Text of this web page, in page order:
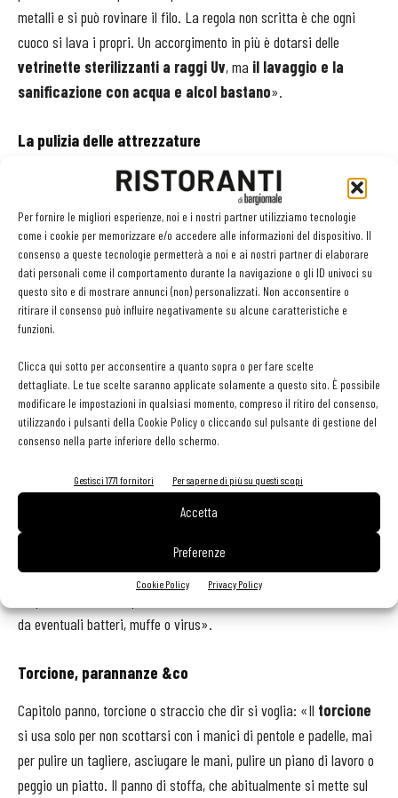
Per fornire le migliori esperienze, noi e i nostri partner utilizziamo tecnologie
come i cookie per memorizzare e/o accedere alle informazioni del dispositivo. Il
consenso a queste tecnologie permetterà a noi e ai nostri partner di elaborare
dati personali come il comportamento durante la navigazione o gli ID univoci su
questo sito e di mostrare annunci (non) personalizzati. Non acconsentire o
ritirare il consenso può influire negativamente su alcune caratteristiche e
funzioni.
Clicca qui sotto per acconsentire a quanto sopra o per fare scelte
dettagliate. Le tue scelte saranno applicate solamente a questo sito. È possibile
modificare le impostazioni in qualsiasi momento, compreso il ritiro del consenso,
utilizzando i pulsanti della Cookie Policy o cliccando sul pulsante di gestione del
consenso nella parte inferiore dello schermo.
Gestisci 1771 fornitori Per saperne di più su questi scopi
Accetta
Preferenze
Cookie Policy Privacy Policy
metalli e si può rovinare il filo. La regola non scritta è che ogni
cuoco si lava i propri. Un accorgimento in più è dotarsi delle
vetrinette sterilizzanti a raggi Uv, ma il lavaggio e la
sanificazione con acqua e alcol bastano».
La pulizia delle attrezzature
pulizia delle attrezzature. «I forni
sono dotati
di ciclo apposito di pulizia, da eseguire quotidianamente. Il
microondeva lavato con acqua e alcol etilico e poi va lasciato
aperto lo sportello in modo che l’umidità evapori del tutto. Per
sporcare il meno possibile, è opportuno coprire ciò che si cuoce o
scalda con un coperchio di Teflon. Leaffettatricivanno
sanificate con cura a ogni fine servizio con soluzione idroalcolica,
Pentole eplacche, anche se lavate in lavastoviglie, andrebbero
ripassate prima di ogni utilizzo nella parte interna, perché spesso
si usa impilarle una sull’altra e quindi il fondo di una poggia
nell’interno dell’altra, cosa che può portare contaminazione
batterica. In alternativa, chi ha i fuochi può passare l’interno della
pentola sul fuoco prima di usarla, sterilizzandola».
Il pentolame, le placche in acciaio o alluminio e le pirofile in
porcellana possono anche essere passate in forno ventilato a 200
da eventuali batteri, muffe o virus».
Torcione, parannanze &co
Capitolo panno, torcione o straccio che dir si voglia: «Il torcione
si usa solo per non scottarsi con i manici di pentole e padelle, mai
per pulire un tagliere, asciugare le mani, pulire un piano di lavoro o
peggio un piatto. Il panno di stoffa, che abitualmente si mette sul